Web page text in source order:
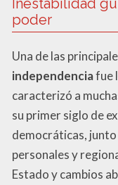
Inestabilidad
poder
Una de las
independenciafue
caracterizó a
su primer siglo de
democráticas,
personales y
Estado y cambios